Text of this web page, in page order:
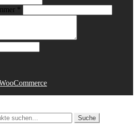
*
Suche